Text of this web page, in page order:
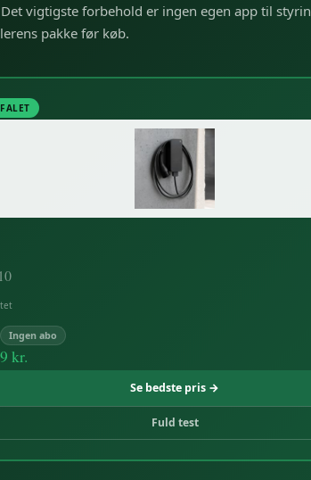
vigtigste forbehold er ingen egen app til
pakke før køb.
Ingen abo
kr.
Se bedste pris →
Fuld test